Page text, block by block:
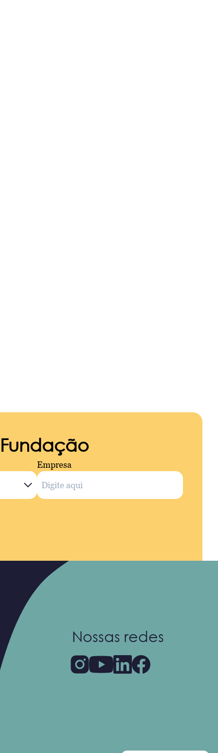
Empresa
Nossas redes